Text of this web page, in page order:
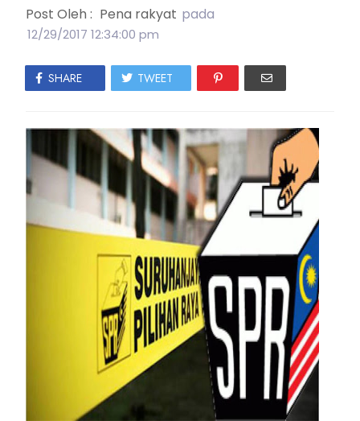
Post Oleh : Pena rakyat pada
12/29/2017 12:34:00 pm
SHARE TWEET